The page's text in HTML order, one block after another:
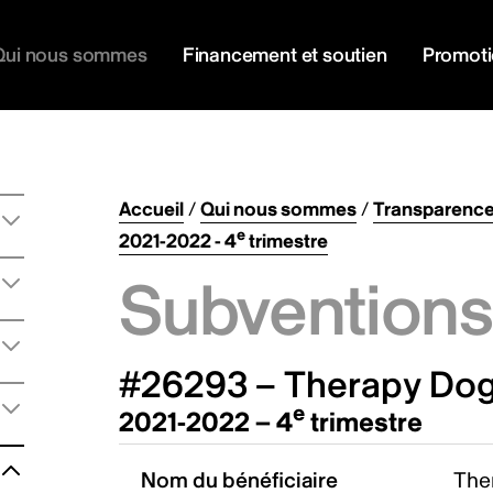
nous sommes Financement et soutien
Accueil/Qui nous sommes/
2021-2022 - 4etrimestre
#26293 – Therapy
2021-2022 – 4e trimestre
Nom du bénéficiaire